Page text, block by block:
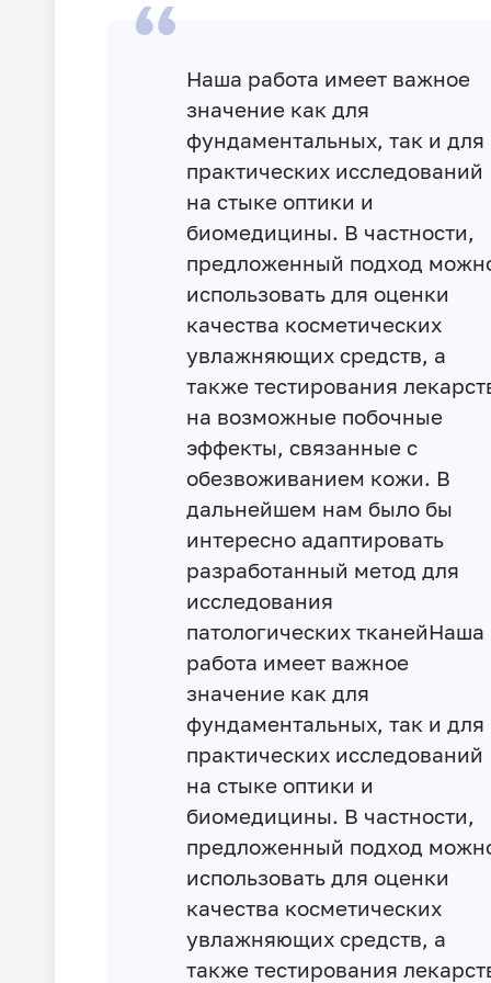
Наша работа имеет важное
значение как для
фундаментальных, так и для
практических исследований
на стыке оптики и
биомедицины. В частности,
предложенный подход
использовать для оценки
качества косметических
увлажняющих средств, а
также тестирования
на возможные побочные
эффекты, связанные с
обезвоживанием кожи. В
дальнейшем нам было бы
интересно адаптировать
разработанный метод для
исследования
патологических тканейНаша
работа имеет важное
значение как для
фундаментальных, так и для
практических исследований
на стыке оптики и
биомедицины. В частности,
предложенный подход
использовать для оценки
качества косметических
увлажняющих средств, а
также тестирования